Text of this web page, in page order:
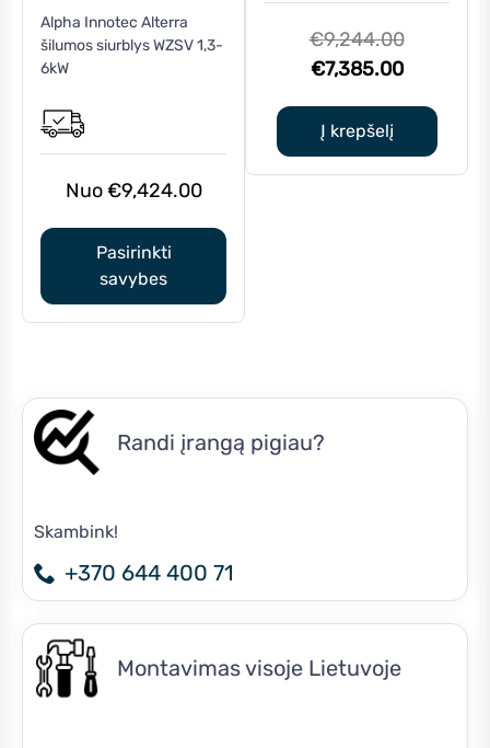
Alpha Innotec Alterra
šilumos siurblys WZSV 1,3-
6kW
€9,424.00
Pasirinkti
savybes
product
has
options
may
on
the
€9,244.00Original
price
€7,385.00Current
Į krepšelį
Randi įrangą pigiau?
Skambink!
+370 644 400 71
Montavimas visoje Lietuvoje